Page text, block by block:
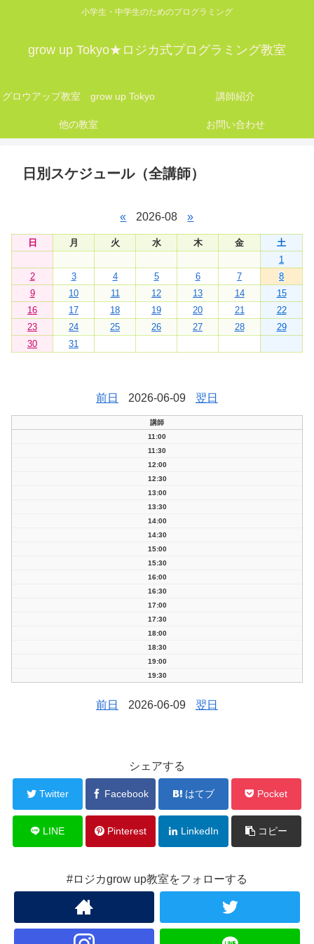
小学生・中学生のためのプログラミング
grow up Tokyo★ロジカ式プログラミング教室
グロウアップ教室 grow up Tokyo 講師紹介
他の教室 お問い合わせ
日別スケジュール（全講師）
« 2026-08 »
日 月 火 水 木 金
土
1
2
3 4 5 6 7
8
9
10 11 12 13 14
15
16
17 18 19 20 21
22
23
24 25 26 27 28
29
30
31
前日 2026-06-09 翌日
講師
11:00
11:30
12:00
12:30
13:00
13:30
14:00
14:30
15:00
15:30
16:00
16:30
17:00
17:30
18:00
18:30
19:00
19:30
前日 2026-06-09 翌日
シェアする
Twitter Facebook はてブ Pocket
LINE Pinterest LinkedIn コピー
#ロジカgrow up教室をフォローする